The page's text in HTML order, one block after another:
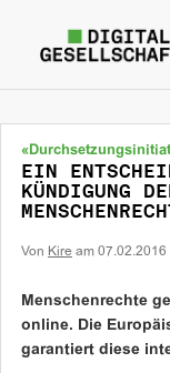
EIN
KÜNDIGUNG
Von Kire am 07.02.2016
Menschenrechte
online. Die
garantiert diese